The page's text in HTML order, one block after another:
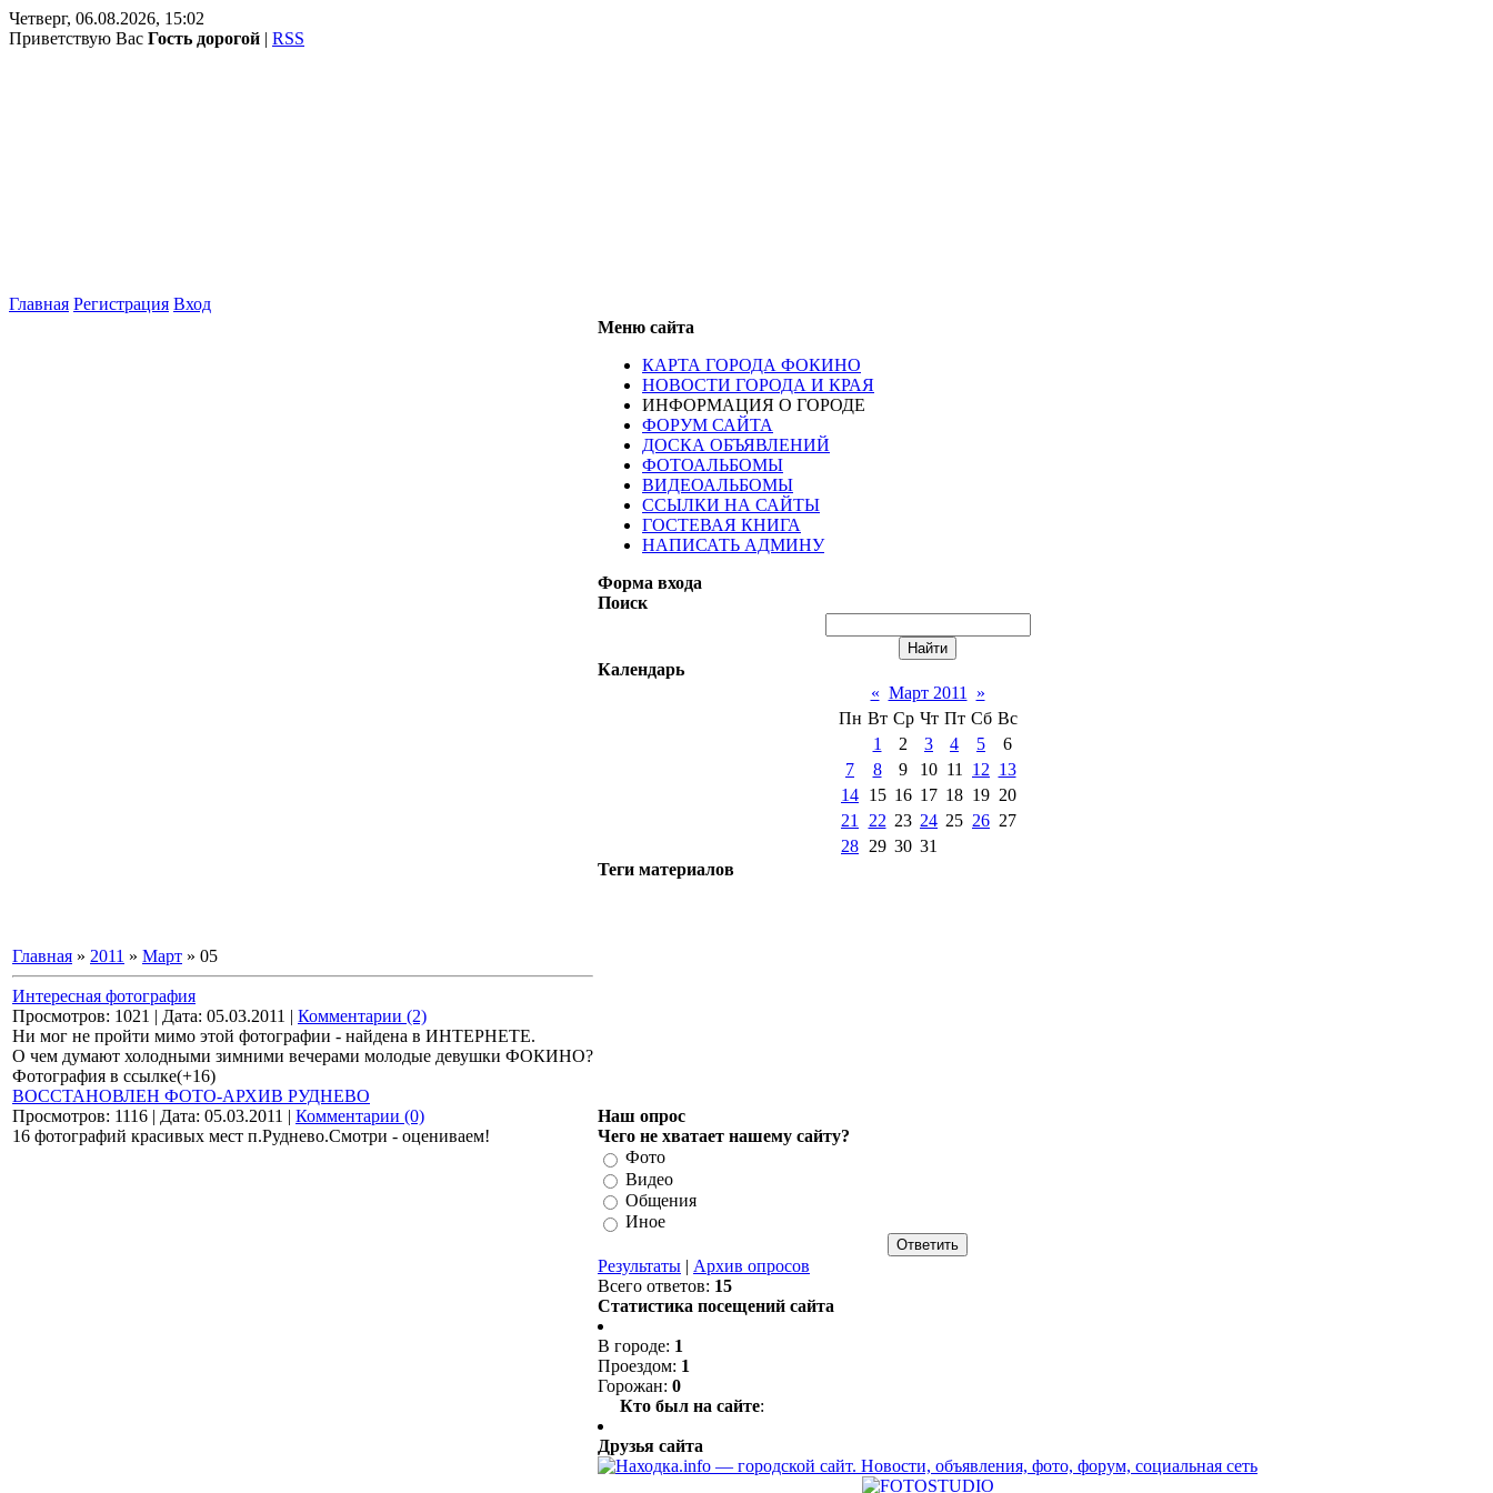
Четверг, 06.08.2026, 15:02
Приветствую Вас Гость дорогой | RSS
Главная Регистрация Вход
Главная » 2011 » Март » 05
Интересная фотография
Просмотров: 1021 | Дата: 05.03.2011 | Комментарии (2)
Ни мог не пройти мимо этой фотографии - найдена в ИНТЕРНЕТЕ.
О чем думают холодными зимними вечерами молодые девушки ФОКИНО?
Фотография в ссылке(+16)
ВОССТАНОВЛЕН ФОТО-АРХИВ РУДНЕВО
Просмотров: 1116 | Дата: 05.03.2011 | Комментарии (0)
16 фотографий красивых мест п.Руднево.Смотри - оцениваем!
Меню сайта
КАРТА ГОРОДА ФОКИНО
НОВОСТИ ГОРОДА И КРАЯ
ИНФОРМАЦИЯ О ГОРОДЕ
ФОРУМ САЙТА
ДОСКА ОБЪЯВЛЕНИЙ
ФОТОАЛЬБОМЫ
ВИДЕОАЛЬБОМЫ
ССЫЛКИ НА САЙТЫ
ГОСТЕВАЯ КНИГА
НАПИСАТЬ АДМИНУ
Форма входа
Поиск
Календарь
« Март 2011 »
Пн Вт Ср Чт Пт Сб Вс
1
2 3 4 5
6
7
8 9 10 11 12 13
14 15 16 17 18 19 20
21 22 23 24 25 26 27
28 29 30 31
Теги материалов
Наш опрос
Чего не хватает нашему сайту?
Фото
Видео
Общения
Иное
Результаты | Архив опросов
Всего ответов: 15
Статистика посещений сайта
В городе: 1
Проездом: 1
Горожан: 0
Кто был на сайте:
Друзья сайта